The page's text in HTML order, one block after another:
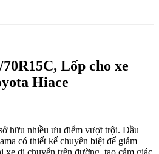
Lốp cho xe
Hiace
hữu nhiều ưu điểm vượt trội. Đầu
có thiết kế chuyên biệt để giảm
xe di chuyển trên đường, tạo cảm giác